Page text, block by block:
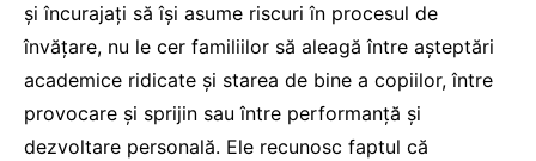
și încurajați să își asume riscuri în procesul de
învățare, nu le cer familiilor să aleagă între așteptări
academice ridicate și starea de bine a copiilor, între
provocare și sprijin sau între performanță și
dezvoltare personală. Ele recunosc faptul că